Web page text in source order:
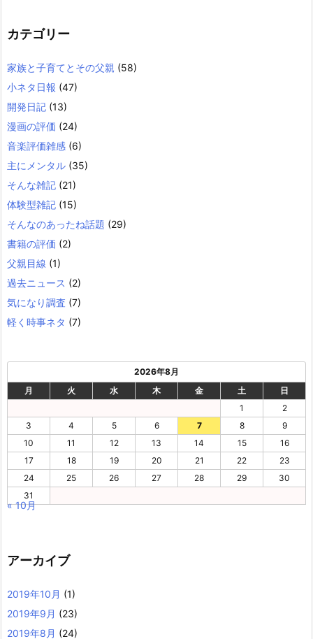
カテゴリー
家族と子育てとその父親 (58)
小ネタ日報 (47)
開発日記 (13)
漫画の評価 (24)
音楽評価雑感 (6)
主にメンタル (35)
そんな雑記 (21)
体験型雑記 (15)
そんなのあったね話題 (29)
書籍の評価 (2)
父親目線 (1)
過去ニュース (2)
気になり調査 (7)
軽く時事ネタ (7)
2026年8月
月
火 水 木 金 土
日
1
2
3
4 5 6 7 8
9
10
11 12 13 14 15
16
17
18 19 20 21 22
23
24
25 26 27 28 29
30
31
« 10月
アーカイブ
2019年10月 (1)
2019年9月 (23)
2019年8月 (24)